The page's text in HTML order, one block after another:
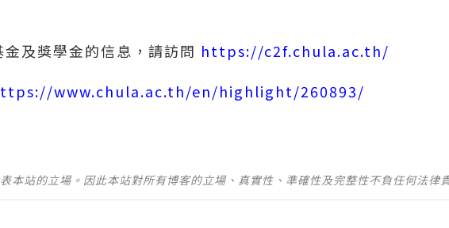
及獎學金的信息，請訪問 https://c2f.chula.ac.th/
www.chula.ac.th/en/highlight/260893/
本站的立場。因此本站對所有博客的立場、真實性、準確性及完整性不負任何法律